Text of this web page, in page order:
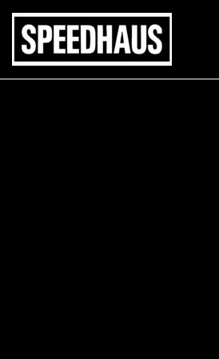
Siirry
sisältöön